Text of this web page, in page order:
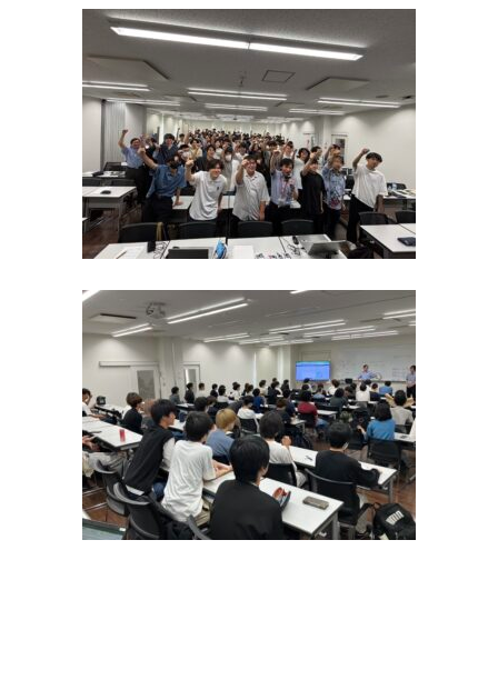
〒263-0025 千葉市稲毛区穴川町386
Tel . 043-307-1819 / Fax . 043-307-6070
© INTERNATIONAL TECHNICAL COLLEGE All rights reserved.